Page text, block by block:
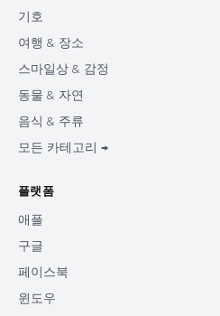
기호
여행 & 장소
스마일상 & 감정
동물 & 자연
음식 & 주류
모든 카테고리 →
플랫폼
애플
구글
페이스북
윈도우